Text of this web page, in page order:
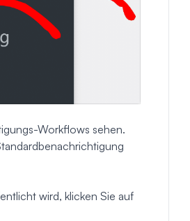
Workflows sehen.
wird, klicken Sie auf